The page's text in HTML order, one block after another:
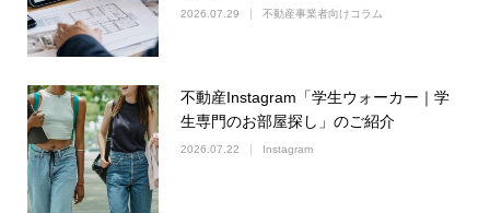
2026.07.29 不動産事業者向けコラム
不動産Instagram「学生ウォーカー｜学
生専門のお部屋探し」のご紹介
2026.07.22 Instagram